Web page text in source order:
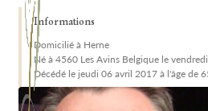
Informations
Domicilié à Herne
Né à 4560 Les Avins Belgique le
Décédé le jeudi 06 avril 2017 à l'âge de